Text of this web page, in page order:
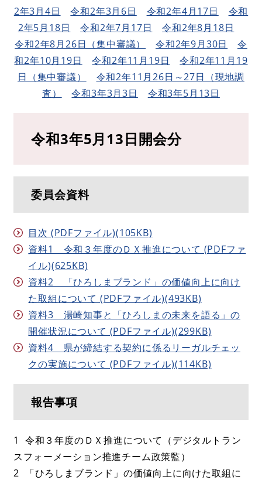
2年3月4日
令和2年3月6日 令和2年4月17日
令和
2年5月18日
令和2年7月17日
令和2年8月18日
令和2年8月26日（集中審議）
令和2年9月30日
令
和2年10月19日
令和2年11月19日
令和2年11月19
日（集中審議）
令和2年11月26日～27日（現地調
査）
令和3年3月3日 令和3年5月13日
令和3年5月13日開会分
委員会資料
目次 (PDFファイル)(105KB)
資料1 令和３年度のＤＸ推進について (PDFファ
イル)(625KB)
資料2 「ひろしまブランド」の価値向上に向け
た取組について (PDFファイル)(493KB)
資料3 湯崎知事と「ひろしまの未来を語る」の
開催状況について (PDFファイル)(299KB)
資料4 県が締結する契約に係るリーガルチェッ
クの実施について (PDFファイル)(114KB)
報告事項
1 令和３年度のＤＸ推進について（デジタルトラン
スフォーメーション推進チーム政策監）
2 「ひろしまブランド」の価値向上に向けた取組に